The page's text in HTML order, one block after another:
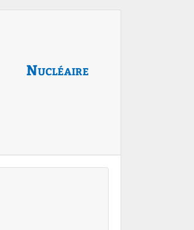
Nucléaire